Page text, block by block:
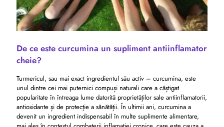
De ce este curcumina un supliment antiinflamator
cheie?
Turmericul, sau mai exact ingredientul său activ – curcumina, este
unul dintre cei mai puternici compuși naturali care a câștigat
popularitate în întreaga lume datorită proprietăților sale antiinflamatorii,
antioxidante și de protecție a sănătății. În ultimii ani, curcumina a
devenit un ingredient indispensabil în multe suplimente alimentare,